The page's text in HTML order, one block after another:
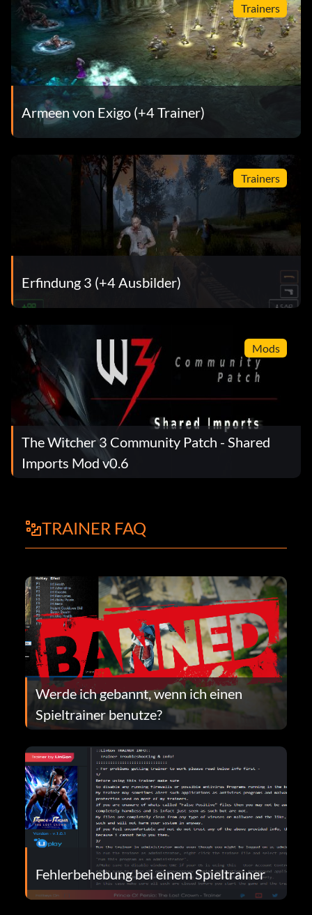
Trainers
Armeen von Exigo (+4 Trainer)
Trainers
Erfindung 3 (+4 Ausbilder)
Mods
The Witcher 3 Community Patch - Shared
Imports Mod v0.6
TRAINER FAQ
Werde ich gebannt, wenn ich einen
Spieltrainer benutze?
Fehlerbehebung bei einem Spieltrainer